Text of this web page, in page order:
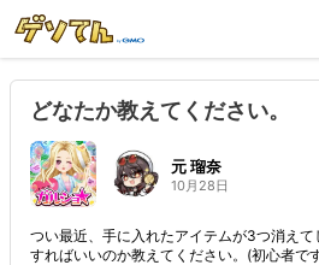
どなたか教えてください。
元 瑠奈
10月28日
つい最近、手に入れたアイテムが3つ消えて
すればいいのか教えてください。(初心者で